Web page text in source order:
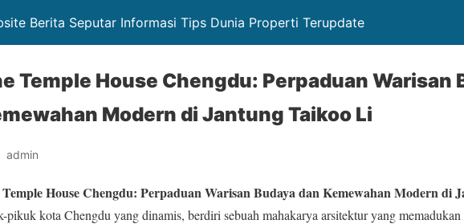
Berita Seputar Informasi Tips Dunia Properti Terupdate
Temple House Chengdu: Perpaduan Warisan
Modern di Jantung Taikoo Li
admin
House Chengdu: Perpaduan Warisan Budaya dan Kemewahan Modern di
pikuk kota Chengdu yang dinamis, berdiri sebuah mahakarya arsitektur yang memadukan